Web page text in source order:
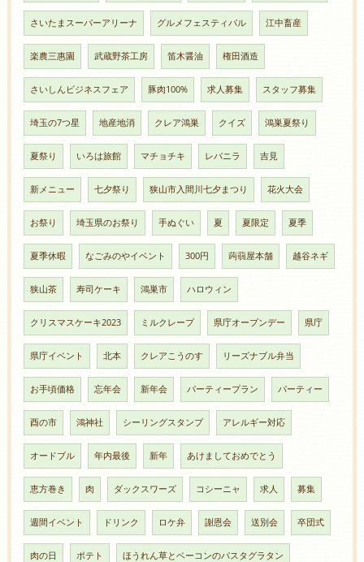
さいたまスーパーアリーナ グルメフェスティバル 江中畜産
楽農三惠園 武蔵野茶工房 笛木醤油 権田酒造
さいしんビジネスフェア 豚肉100% 求人募集 スタッフ募集
埼玉の7つ星 地産地消 クレア鴻巣 クイズ 鴻巣夏祭り
夏祭り いろは旅館 マチョチキ レバニラ 吉見
新メニュー 七夕祭り 狭山市入間川七夕まつり 花火大会
お祭り 埼玉県のお祭り 手ぬぐい 夏 夏限定 夏季
夏季休暇 なごみのやイベント 300円 蒟蒻屋本舗 越谷ネギ
狭山茶 寿司ケーキ 鴻巣市 ハロウィン
クリスマスケーキ2023 ミルクレープ 県庁オープンデー 県庁
県庁イベント 北本 クレアこうのす リーズナブル弁当
お手頃価格 忘年会 新年会 パーティープラン パーティー
酉の市 鴻神社 シーリングスタンプ アレルギー対応
オードブル 年内最後 新年 あけましておめでとう
恵方巻き 肉 ダックスワーズ コシーニャ 求人 募集
週間イベント ドリンク ロケ弁 謝恩会 送別会 卒団式
肉の日 ポテト ほうれん草とベーコンのパスタグラタン